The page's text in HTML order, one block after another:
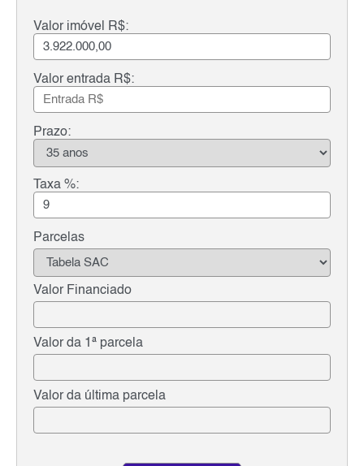
Valor imóvel R$:
Valor entrada R$:
Prazo:
Taxa %:
Parcelas
Valor Financiado
Valor da 1ª parcela
Valor da última parcela